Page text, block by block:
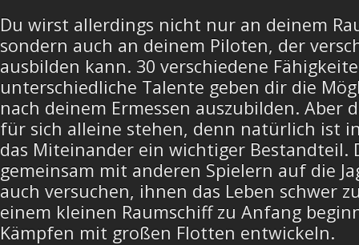
Du wirst allerdings nicht nur an deinem
sondern auch an deinem Piloten, der
ausbilden kann. 30 verschiedene
unterschiedliche Talente geben dir die
nach deinem Ermessen auszubilden. Aber
für sich alleine stehen, denn natürlich ist
das Miteinander ein wichtiger Bestandteil.
gemeinsam mit anderen Spielern auf die
auch versuchen, ihnen das Leben schwer
einem kleinen Raumschiff zu Anfang
Kämpfen mit großen Flotten entwickeln.